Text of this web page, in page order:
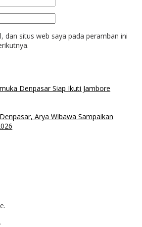
dan situs web saya pada peramban ini
Denpasar Siap Ikuti Jambore
Arya Wibawa Sampaikan